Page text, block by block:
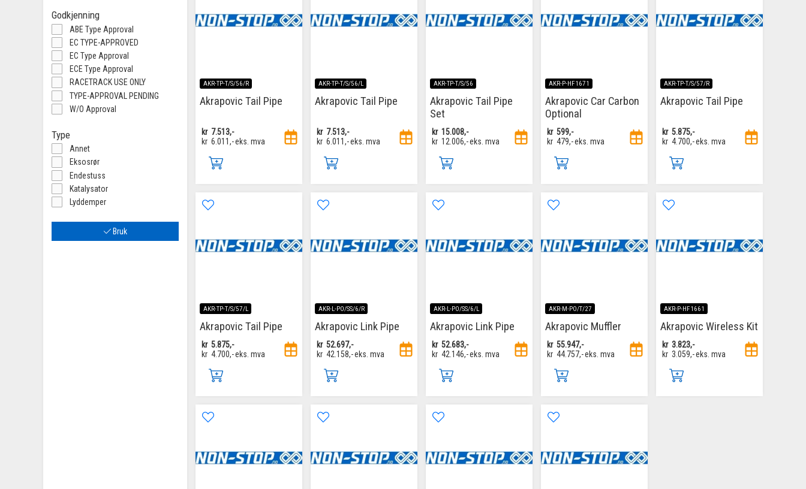
Godkjenning
ABE Type Approval
EC TYPE-APPROVED
EC Type Approval
ECE Type Approval
RACETRACK USE ONLY
TYPE-APPROVAL PENDING
W/O Approval
Type
Annet
Eksosrør
Endestuss
Katalysator
Lyddemper
Bruk
AKR-TP-T/S/56/R
Akrapovic Tail Pipe
kr 7.513,-
kr 6.011,-eks. mva
AKR-TP-T/S/56/L
Akrapovic Tail Pipe
kr 7.513,-
kr 6.011,-eks. mva
AKR-TP-T/S/56
Akrapovic Tail Pipe
Set
kr 15.008,-
kr 12.006,-eks. mva
AKR-P-HF1671
Akrapovic Car Carbon
Optional
kr 599,-
kr 479,-eks. mva
AKR-TP-T/S/57/R
Akrapovic Tail Pipe
kr 5.875,-
kr 4.700,-eks. mva
AKR-TP-T/S/57/L
Akrapovic Tail Pipe
kr 5.875,-
kr 4.700,-eks. mva
AKR-L-PO/SS/6/R
Akrapovic Link Pipe
kr 52.697,-
kr 42.158,-eks. mva
AKR-L-PO/SS/6/L
Akrapovic Link Pipe
kr 52.683,-
kr 42.146,-eks. mva
AKR-M-PO/T/27
Akrapovic Muffler
kr 55.947,-
kr 44.757,-eks. mva
AKR-P-HF1661
Akrapovic Wireless Kit
kr 3.823,-
kr 3.059,-eks. mva